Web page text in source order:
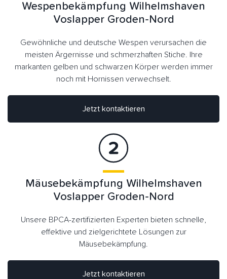
Wespenbekämpfung Wilhelmshaven
Voslapper Groden-Nord
Gewöhnliche und deutsche Wespen verursachen die
meisten Ärgernisse und schmerzhaften Stiche. Ihre
markanten gelben und schwarzen Körper werden immer
noch mit Hornissen verwechselt.
Jetzt kontaktieren
Jetzt kontaktieren
Mäusebekämpfung Wilhelmshaven
Voslapper Groden-Nord
Unsere BPCA-zertifizierten Experten bieten schnelle,
effektive und zielgerichtete Lösungen zur
Mäusebekämpfung.